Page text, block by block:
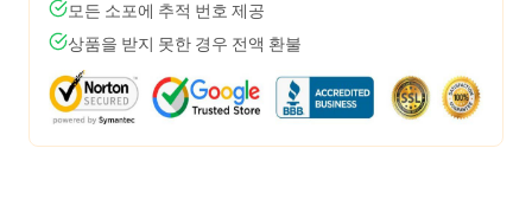
모든 소포에 추적 번호 제공
상품을 받지 못한 경우 전액 환불